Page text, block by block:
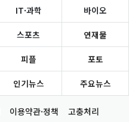
IT·과학 바이오
스포츠 연재물
피플 포토
인기뉴스 주요뉴스
이용약관·정책 고충처리